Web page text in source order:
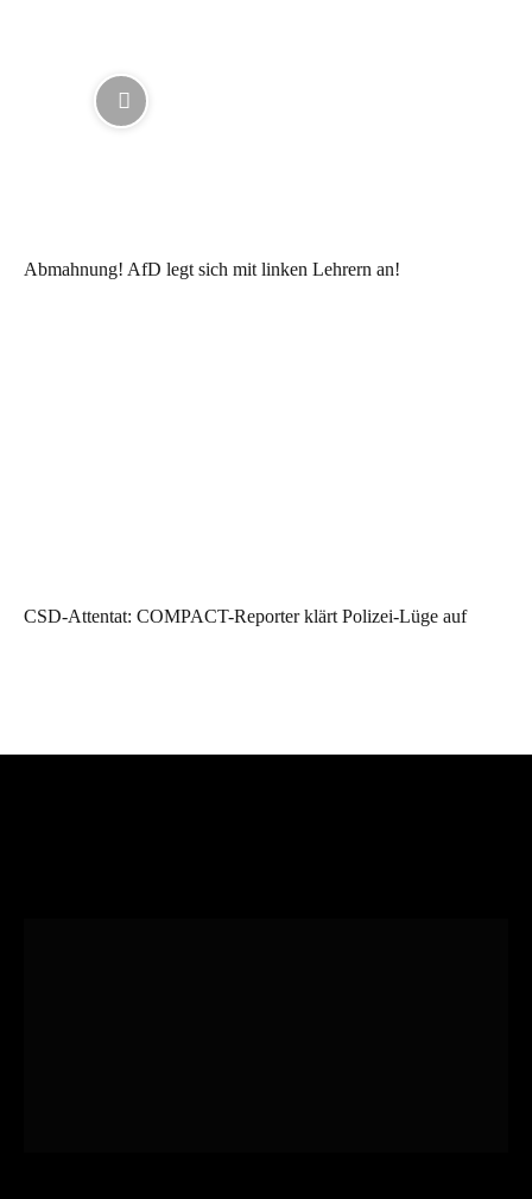
Abmahnung! AfD legt sich mit linken Lehrern an!
CSD-Attentat: COMPACT-Reporter klärt Polizei-Lüge auf